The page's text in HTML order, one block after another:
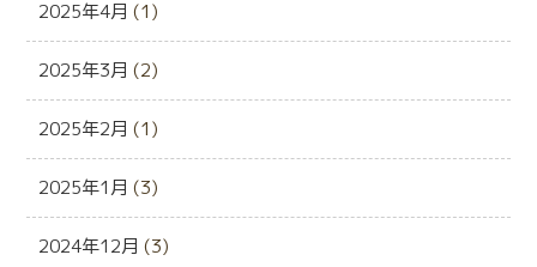
2025年4月 (1)
2025年3月 (2)
2025年2月 (1)
2025年1月 (3)
2024年12月 (3)